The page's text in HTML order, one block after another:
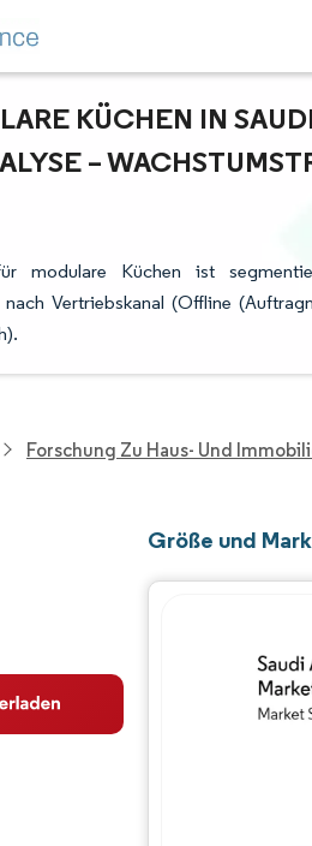
KÜCHEN IN
–
modulare Küchen ist
nach Vertriebskanal (Offline
Forschung Zu Haus- Und
Größe und